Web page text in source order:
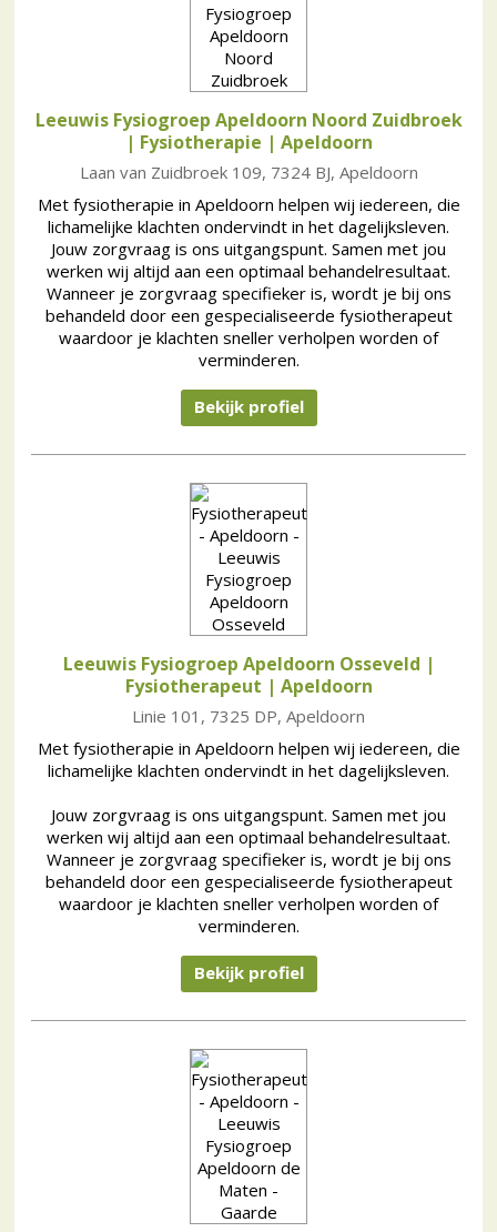
Leeuwis Fysiogroep Apeldoorn Noord Zuidbroek
| Fysiotherapie | Apeldoorn
Laan van Zuidbroek 109, 7324 BJ, Apeldoorn
Met fysiotherapie in Apeldoorn helpen wij iedereen, die
lichamelijke klachten ondervindt in het dagelijksleven.
Jouw zorgvraag is ons uitgangspunt. Samen met jou
werken wij altijd aan een optimaal behandelresultaat.
Wanneer je zorgvraag specifieker is, wordt je bij ons
behandeld door een gespecialiseerde fysiotherapeut
waardoor je klachten sneller verholpen worden of
verminderen.
Bekijk profiel
Leeuwis Fysiogroep Apeldoorn Osseveld |
Fysiotherapeut | Apeldoorn
Linie 101, 7325 DP, Apeldoorn
Met fysiotherapie in Apeldoorn helpen wij iedereen, die
lichamelijke klachten ondervindt in het dagelijksleven.
Jouw zorgvraag is ons uitgangspunt. Samen met jou
werken wij altijd aan een optimaal behandelresultaat.
Wanneer je zorgvraag specifieker is, wordt je bij ons
behandeld door een gespecialiseerde fysiotherapeut
waardoor je klachten sneller verholpen worden of
verminderen.
Bekijk profiel